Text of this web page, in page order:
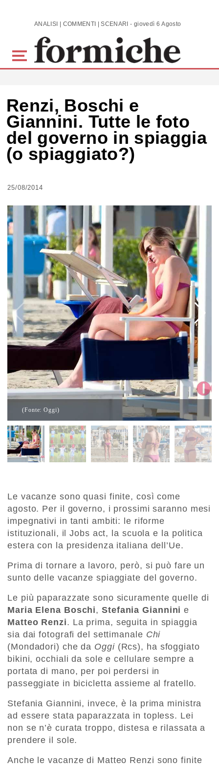
Skip to main content ANALISI | COMMENTI | SCENARI - giovedì 6 Agosto 2026
Renzi, Boschi e
Giannini. Tutte le foto
del governo in spiaggia
(o spiaggiato?)
25/08/2014
(Fonte: Oggi)
Le vacanze sono quasi finite, così come
agosto. Per il governo, i prossimi saranno mesi
impegnativi in tanti ambiti: le riforme
istituzionali, il Jobs act, la scuola e la politica
estera con la presidenza italiana dell’Ue.
Prima di tornare a lavoro, però, si può fare un
sunto delle vacanze spiaggiate del governo.
Le più paparazzate sono sicuramente quelle di
Maria Elena Boschi,Stefania Giannini e
Matteo Renzi. La prima, seguita in spiaggia
sia dai fotografi del settimanale Chi
(Mondadori) che da Oggi (Rcs), ha sfoggiato
bikini, occhiali da sole e cellulare sempre a
portata di mano, per poi perdersi in
passeggiate in bicicletta assieme al fratello.
Stefania Giannini, invece, è la prima ministra
ad essere stata paparazzata in topless. Lei
non se n’è curata troppo, distesa e rilassata a
prendere il sole.
Anche le vacanze di Matteo Renzi sono finite